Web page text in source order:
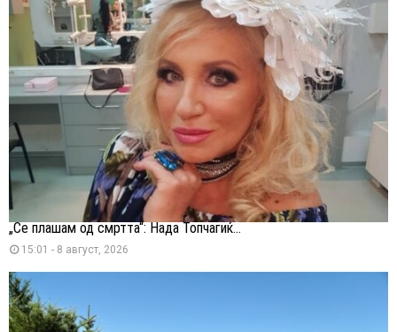
„Се плашам од смртта“: Нада Топчагиќ...
15:01 - 8 август, 2026